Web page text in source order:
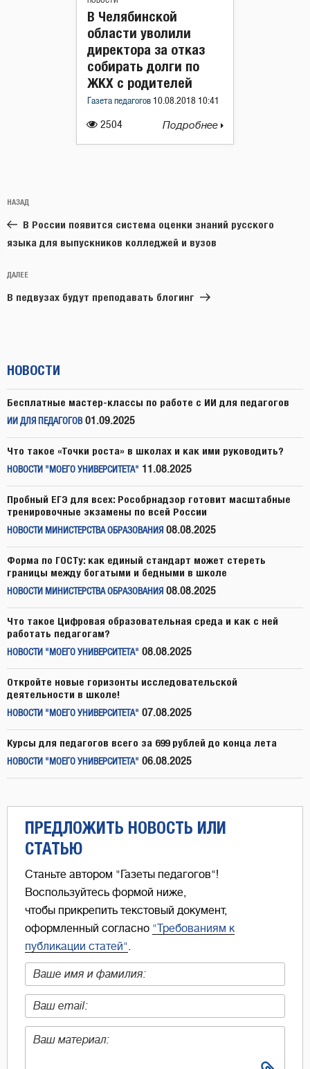
2504
В Челябинской
области уволили
директора за отказ
собирать долги по
ЖКХ с родителей
Газета педагогов 10.08.2018 10:41
Подробнее
по
записям
Предыдущая
запись:
НАЗАД
В России появится система оценки знаний русского
языка для выпускников колледжей и вузов
Следующая
запись
ДАЛЕЕ
В педвузах будут преподавать блогинг
НОВОСТИ
Бесплатные мастер-классы по работе с ИИ для педагогов
ИИ ДЛЯ ПЕДАГОГОВ 01.09.2025
Что такое «Точки роста» в школах и как ими руководить?
НОВОСТИ "МОЕГО УНИВЕРСИТЕТА" 11.08.2025
Пробный ЕГЭ для всех: Рособрнадзор готовит масштабные
тренировочные экзамены по всей России
НОВОСТИ МИНИСТЕРСТВА ОБРАЗОВАНИЯ 08.08.2025
Форма по ГОСТу: как единый стандарт может стереть
границы между богатыми и бедными в школе
НОВОСТИ МИНИСТЕРСТВА ОБРАЗОВАНИЯ 08.08.2025
Что такое Цифровая образовательная среда и как с ней
работать педагогам?
НОВОСТИ "МОЕГО УНИВЕРСИТЕТА" 08.08.2025
Откройте новые горизонты исследовательской
деятельности в школе!
НОВОСТИ "МОЕГО УНИВЕРСИТЕТА" 07.08.2025
Курсы для педагогов всего за 699 рублей до конца лета
НОВОСТИ "МОЕГО УНИВЕРСИТЕТА" 06.08.2025
ПРЕДЛОЖИТЬ НОВОСТЬ ИЛИ
СТАТЬЮ
Станьте автором "Газеты педагогов"!
Воспользуйтесь формой ниже,
чтобы прикрепить текстовый документ,
оформленный согласно "Требованиям к
публикации статей".